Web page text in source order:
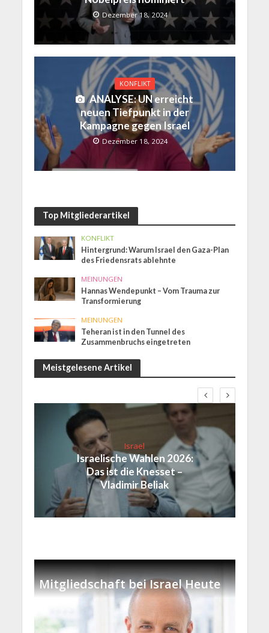
Dezember 18, 2024
KONFLIKT
ANALYSE: UN erreicht
neuen Tiefpunkt in der
Kampagne gegen Israel
Dezember 18, 2024
Top Mitgliederartikel
KONFLIKT
Hintergrund: Warum Israel den Gaza-Plan
des Friedensrats ablehnte
MEINUNGEN
Hannas Wendepunkt – Vom Trauma zur
Transformierung
MEINUNGEN
Teheran ist in den Tunnel des
Zusammenbruchs eingetreten
Meistgelesene Artikel
Israel
Israelische Wahlen 2026:
Das ist die Knesset –
Vladimir Beliak
Mitgliedschaft bei Israel Heute